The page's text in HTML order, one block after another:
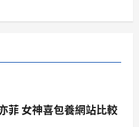
菲 女神喜包養網站比較